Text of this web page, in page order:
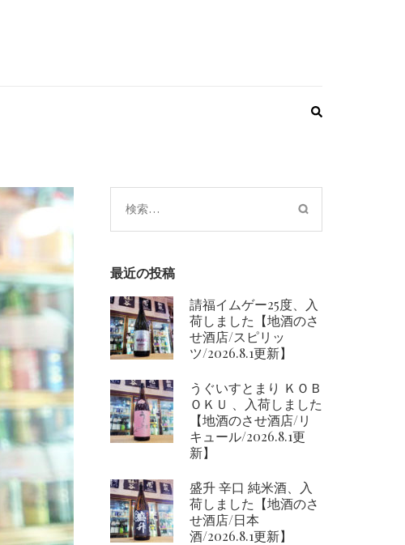
検
索:
最近の投稿
請福イムゲー25度、入
荷しました【地酒のさ
せ酒店/スピリッ
ツ/2026.8.1更新】
うぐいすとまり ＫＯＢ
ＯＫＵ 、入荷しました
【地酒のさせ酒店/リ
キュール/2026.8.1更
新】
盛升 辛口 純米酒、入
荷しました【地酒のさ
せ酒店/日本
酒/2026.8.1更新】